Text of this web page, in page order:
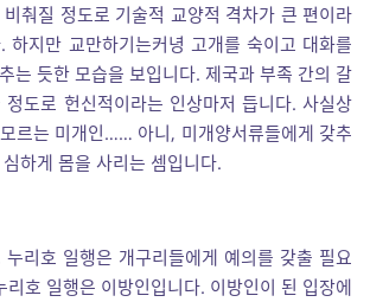
춰질 정도로 기술적 교양적 격차가 큰 편이라
하지만 교만하기는커녕 고개를 숙이고 대화를
는 듯한 모습을 보입니다. 제국과 부족 간의 갈
도로 헌신적이라는 인상마저 듭니다. 사실상
르는 미개인…… 아니, 미개양서류들에게 갖추
하게 몸을 사리는 셈입니다.
누리호 일행은 개구리들에게 예의를 갖출 필요
리호 일행은 이방인입니다. 이방인이 된 입장에